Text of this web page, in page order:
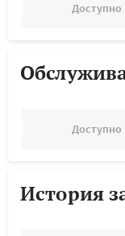
Доступно
Доступно
История